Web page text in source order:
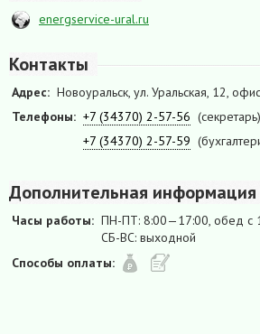
energservice-ural.ru
Контакты
Адрес: Новоуральск, ул. Уральская, 12,
Телефоны: +7 (34370) 2-57-56 (секретарь)
+7 (34370) 2-57-59
Дополнительная информация
Часы работы: ПН-ПТ: 8:00—17:00, обед с
СБ-ВС: выходной
Способы оплаты: